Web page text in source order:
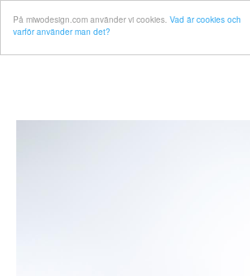
På miwodesign.com använder vi cookies. Vad är cookies och
varför använder man det?